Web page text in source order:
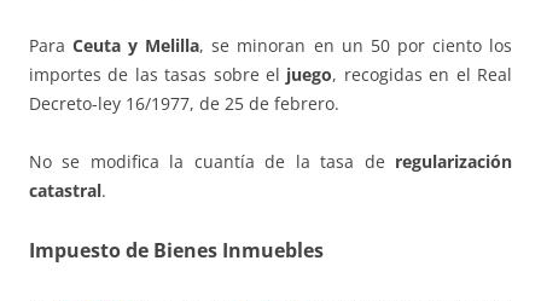
ParaCeuta y Melilla, se minoran en un 50 por ciento los
importes de las tasas sobre el juego, recogidas en el Real
Decreto-ley 16/1977, de 25 de febrero.
No se modifica la cuantía de la tasa de regularización
catastral.
Impuesto de Bienes Inmuebles